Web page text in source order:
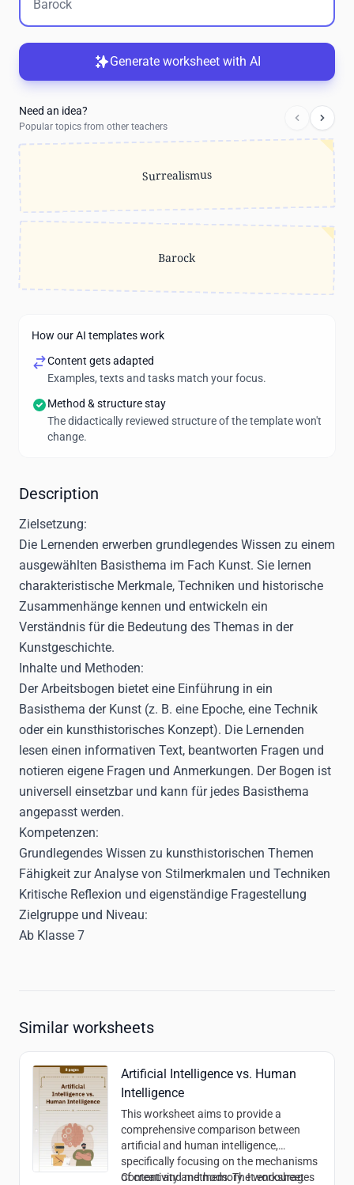
Generate worksheet with AI
Need an idea?
Popular topics from other teachers
Surrealismus
Barock
How our AI templates work
Content gets adapted
Examples, texts and tasks match your focus.
Method & structure stay
The didactically reviewed structure of the template won't
change.
Description
Zielsetzung:
Die Lernenden erwerben grundlegendes Wissen zu einem
ausgewählten Basisthema im Fach Kunst. Sie lernen
charakteristische Merkmale, Techniken und historische
Zusammenhänge kennen und entwickeln ein
Verständnis für die Bedeutung des Themas in der
Kunstgeschichte.
Inhalte und Methoden:
Der Arbeitsbogen bietet eine Einführung in ein
Basisthema der Kunst (z. B. eine Epoche, eine Technik
oder ein kunsthistorisches Konzept). Die Lernenden
lesen einen informativen Text, beantworten Fragen und
notieren eigene Fragen und Anmerkungen. Der Bogen ist
universell einsetzbar und kann für jedes Basisthema
angepasst werden.
Kompetenzen:
Grundlegendes Wissen zu kunsthistorischen Themen
Fähigkeit zur Analyse von Stilmerkmalen und Techniken
Kritische Reflexion und eigenständige Fragestellung
Zielgruppe und Niveau:
Ab Klasse 7
Similar worksheets
Artificial Intelligence vs. Human
Intelligence
This worksheet aims to provide a
comprehensive comparison between
artificial and human intelligence,
specifically focusing on the mechanisms
of creativity and memory. It encourages
Content and methods:The worksheet